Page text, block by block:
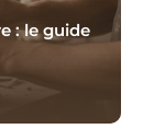
: le guide